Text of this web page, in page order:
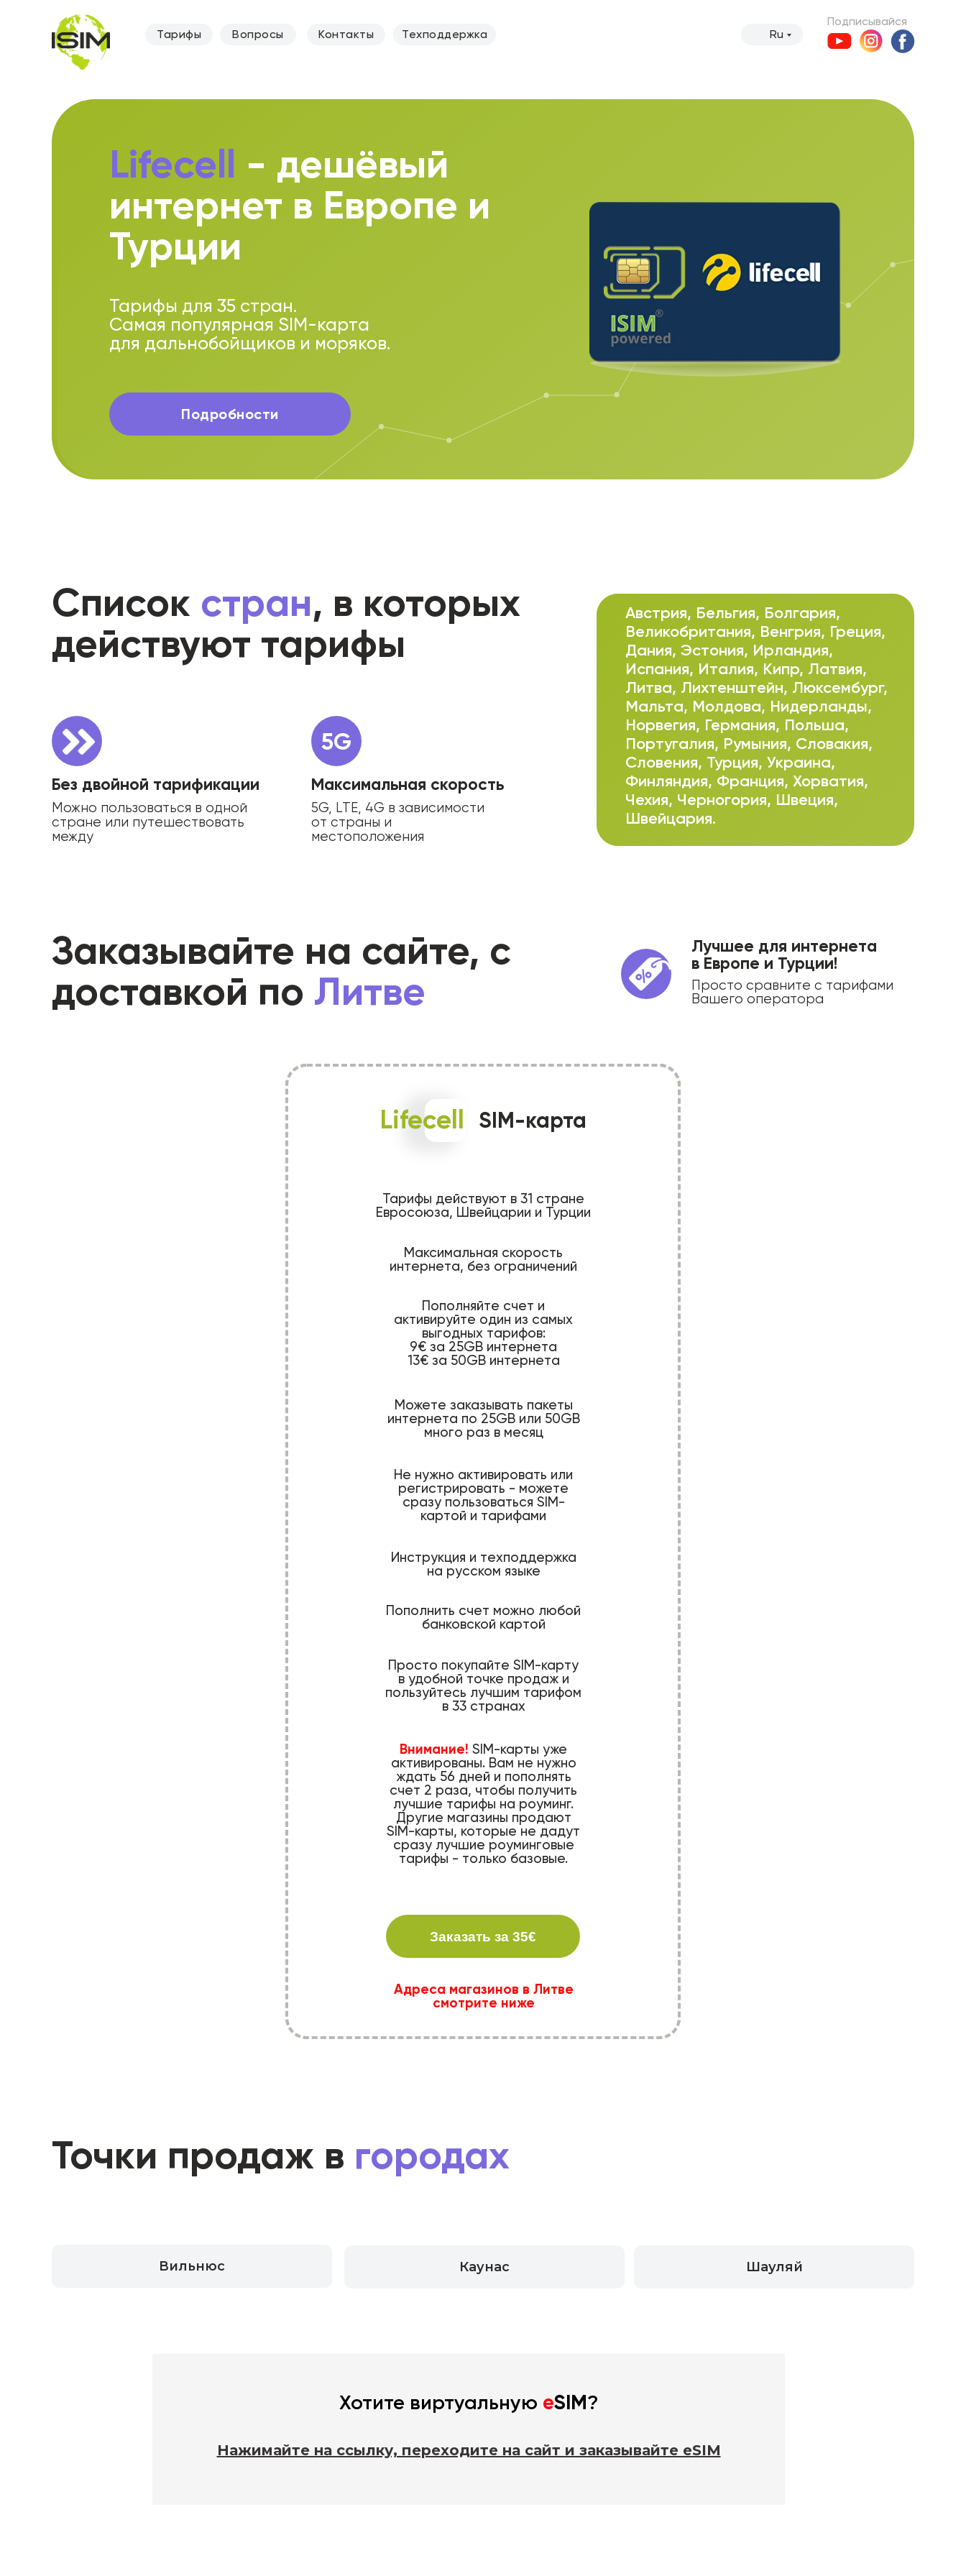
Тарифы Вопросы Контакты Ru
Подписывайся
Техподдержка
Lifecell - дешёвый
интернет в Европе и
Турции
Тарифы для 35 стран.
Самая популярная SIM-карта
для дальнобойщиков и моряков.
Подробности
Можно пользоваться в одной
стране или путешествовать
между
Список стран, в которых
действуют тарифы
Без двойной тарификации
Австрия, Бельгия, Болгария,
Великобритания, Венгрия, Греция,
Дания, Эстония, Ирландия,
Испания, Италия, Кипр, Латвия,
Литва, Лихтенштейн, Люксембург,
Мальта, Молдова, Нидерланды,
Норвегия, Германия, Польша,
Португалия, Румыния, Словакия,
Словения, Турция, Украина,
Финляндия, Франция, Хорватия,
Чехия, Черногория, Швеция,
Швейцария.
Максимальная скорость
5G, LTE, 4G в зависимости
от страны и
местоположения
5G
Заказывайте на сайте, с
доставкой по Литве
Лучшее для интернета
в Европе и Турции!
Просто сравните с тарифами
Вашего оператора
Заказать за 35€
Пополняйте счет и
активируйте один из самых
выгодных тарифов:
9€ за 25GB интернета
13€ за 50GB интернета
Тарифы действуют в 31 стране
Евросоюза, Швейцарии и Турции
вЛитве
и экономьте
Максимальная скорость
интернета, без ограничений
Lifecell SIM-карта
Можете заказывать пакеты
интернета по 25GB или 50GB
много раз в месяц
Не нужно активировать или
регистрировать - можете
сразу пользоваться SIM-
картой и тарифами
Инструкция и техподдержка
на русском языке
Пополнить счет можно любой
банковской картой
Просто покупайте SIM-карту
в удобной точке продаж и
пользуйтесь лучшим тарифом
в 33 странах
Внимание! SIM-карты уже
активированы. Вам не нужно
ждать 56 дней и пополнять
счет 2 раза, чтобы получить
лучшие тарифы на роуминг.
Другие магазины продают
SIM-карты, которые не дадут
сразу лучшие роуминговые
тарифы - только базовые.
Адреса магазинов в Литве
смотрите ниже
Точки продаж в городах
Вильнюс Шауляй
Каунас
Хотите виртуальную eSIM?
Нажимайте на ссылку, переходите на сайт и заказывайте eSIM
Автопутешест-